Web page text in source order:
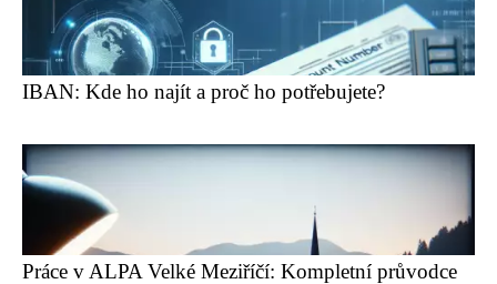
IBAN: Kde ho najít a proč ho potřebujete?
Práce v ALPA Velké Meziříčí: Kompletní průvodce